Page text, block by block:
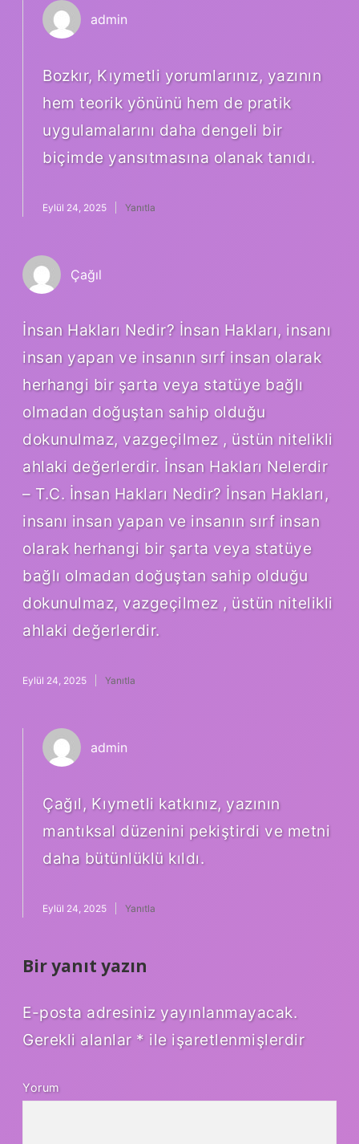
admin
Bozkır, Kıymetli yorumlarınız, yazının
hem teorik yönünü hem de pratik
uygulamalarını daha dengeli bir
biçimde yansıtmasına olanak tanıdı.
Eylül 24, 2025 Yanıtla
Çağıl
İnsan Hakları Nedir? İnsan Hakları, insanı
insan yapan ve insanın sırf insan olarak
herhangi bir şarta veya statüye bağlı
olmadan doğuştan sahip olduğu
dokunulmaz, vazgeçilmez , üstün nitelikli
ahlaki değerlerdir. İnsan Hakları Nelerdir
– T.C. İnsan Hakları Nedir? İnsan Hakları,
insanı insan yapan ve insanın sırf insan
olarak herhangi bir şarta veya statüye
bağlı olmadan doğuştan sahip olduğu
dokunulmaz, vazgeçilmez , üstün nitelikli
ahlaki değerlerdir.
Eylül 24, 2025 Yanıtla
admin
Çağıl, Kıymetli katkınız, yazının
mantıksal düzenini pekiştirdi ve metni
daha bütünlüklü kıldı.
Eylül 24, 2025 Yanıtla
Bir yanıt yazın
E-posta adresiniz yayınlanmayacak.
Gerekli alanlar * ile işaretlenmişlerdir
Yorum